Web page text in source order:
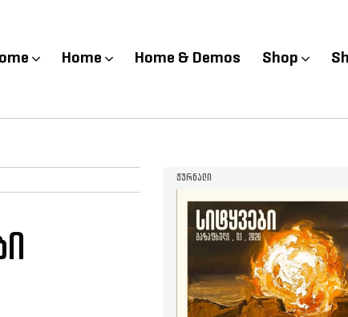
Home Home & Demos Shop
ᲟᲣᲠᲜᲐᲚᲘ